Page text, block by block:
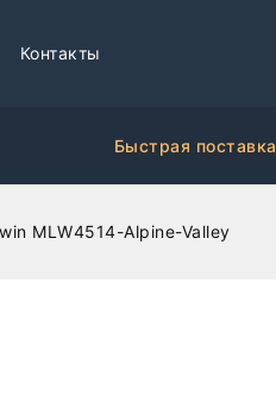
Контакты
Быстрая поставка
MLW4514-Alpine-Valley